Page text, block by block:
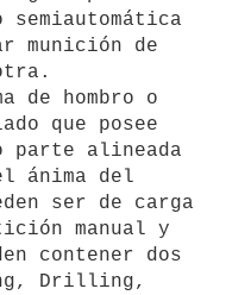
munición de
que posee
parte alineada
ánima del
ser de carga
manual y
contener dos
Drilling,